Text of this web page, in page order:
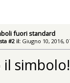
fuori standard
#2 il: Giugno 10, 2016,
il simbolo!